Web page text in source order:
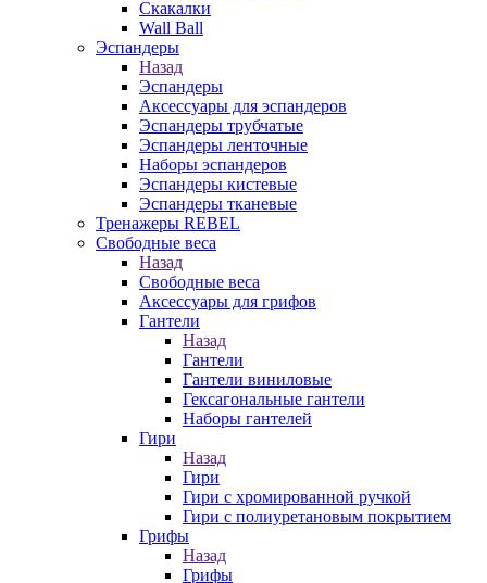
Скакалки
Wall Ball
Эспандеры
Назад
Эспандеры
Аксессуары для эспандеров
Эспандеры трубчатые
Эспандеры ленточные
Наборы эспандеров
Эспандеры кистевые
Эспандеры тканевые
Тренажеры REBEL
Свободные веса
Назад
Свободные веса
Аксессуары для грифов
Гантели
Назад
Гантели
Гантели виниловые
Гексагональные гантели
Наборы гантелей
Гири
Назад
Гири
Гири с хромированной ручкой
Гири с полиуретановым покрытием
Грифы
Назад
Грифы